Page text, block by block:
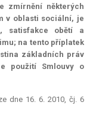
zmírnění některých
v oblasti sociální, je
satisfakce obětí a
na tento příplatek
základních práv
použití Smlouvy o
dne 16. 6. 2010, čj. 6